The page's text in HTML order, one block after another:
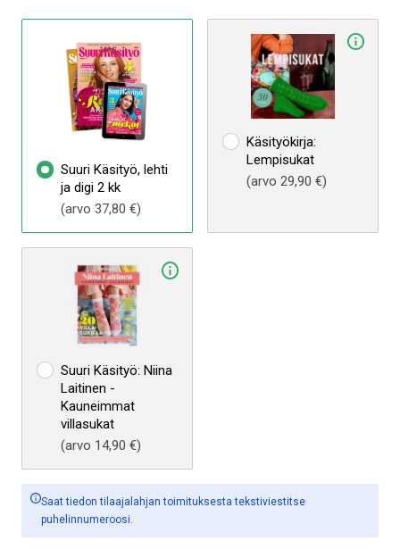
Suuri Käsityö, lehti
ja digi 2 kk
(arvo 37,80 €)
Käsityökirja:
Lempisukat
(arvo 29,90 €)
Suuri Käsityö: Niina
Laitinen -
Kauneimmat
villasukat
(arvo 14,90 €)
Saat tiedon tilaajalahjan toimituksesta tekstiviestitse
puhelinnumeroosi.